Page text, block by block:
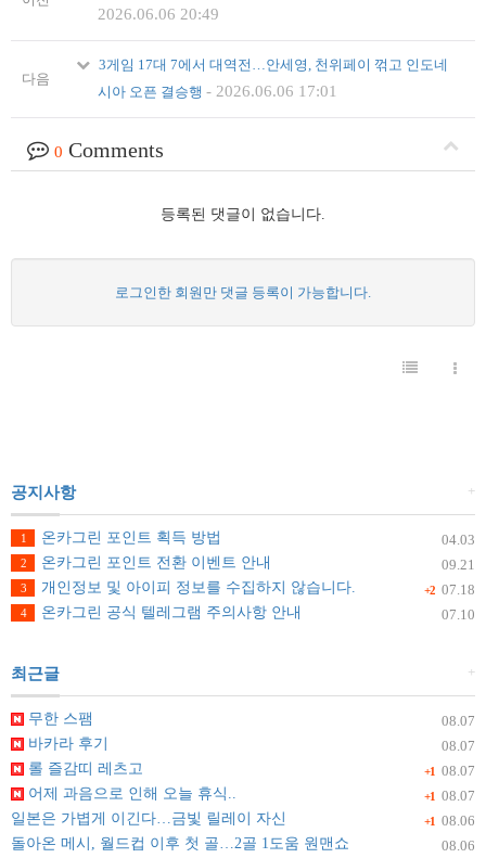
2026.06.06 20:49
다음
3게임 17대 7에서 대역전…안세영, 천위페이 꺾고 인도네
시아 오픈 결승행 - 2026.06.06 17:01
0 Comments
등록된 댓글이 없습니다.
로그인한 회원만 댓글 등록이 가능합니다.
+
공지사항
04.03
1
온카그린 포인트 획득 방법
09.21
2 온카그린 포인트 전환 이벤트 안내
+2 07.18
3
개인정보 및 아이피 정보를 수집하지 않습니다.
07.10
4 온카그린 공식 텔레그램 주의사항 안내
+
최근글
08.07
무한 스팸
08.07
바카라 후기
+1 08.07
롤 즐감띠 레츠고
+1 08.07
어제 과음으로 인해 오늘 휴식..
+1 08.06
일본은 가볍게 이긴다…금빛 릴레이 자신
08.06
돌아온 메시, 월드컵 이후 첫 골…2골 1도움 원맨쇼